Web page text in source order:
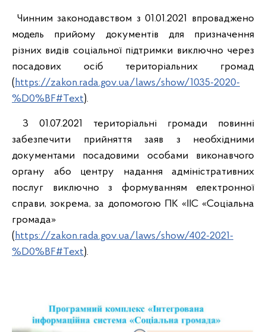
Чинним законодавством з 01.01.2021 впроваджено
модель прийому документів для призначення
різних видів соціальної підтримки виключно через
посадових осіб територіальних громад
(https://zakon.rada.gov.ua/laws/show/1035-2020-
%D0%BF#Text).
З 01.07.2021 територіальні громади повинні
забезпечити прийняття заяв з необхідними
документами посадовими особами виконавчого
органу або центру надання адміністративних
послуг виключно з формуванням електронної
справи, зокрема, за допомогою ПК «ІІС «Соціальна
громада»
(https://zakon.rada.gov.ua/laws/show/402-2021-
%D0%BF#Text).